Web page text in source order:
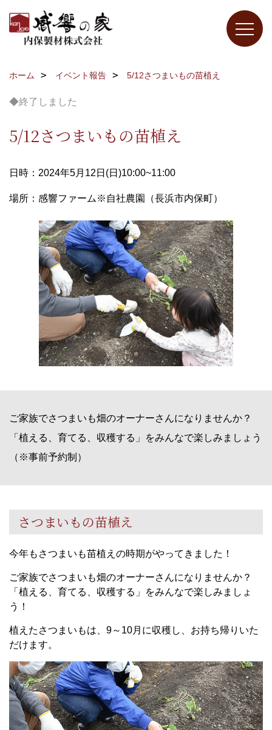
ホーム イベント報告 5/12さつまいもの苗植え
◆終了しました
5/12さつまいもの苗植え
日時：2024年5月12日(日)10:00~11:00
場所：感響ファーム※自社農園（長浜市内保町）
ご家族でさつまいも畑のオーナーさんになりませんか？
「植える、育てる、収穫する」をみんなで楽しみましょう
（※事前予約制）
さつまいもの苗植え
今年もさつまいも苗植えの時期がやってきました！
ご家族でさつまいも畑のオーナーさんになりませんか？
「植える、育てる、収穫する」をみんなで楽しみましょ
う！
植えたさつまいもは、9～10月に収穫し、お持ち帰りいた
だけます。